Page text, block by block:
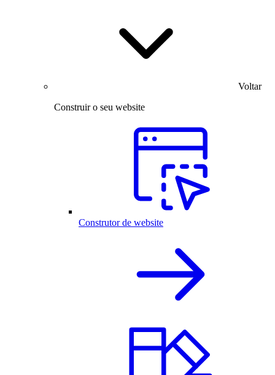
Voltar
Construir o seu website
Construtor de website